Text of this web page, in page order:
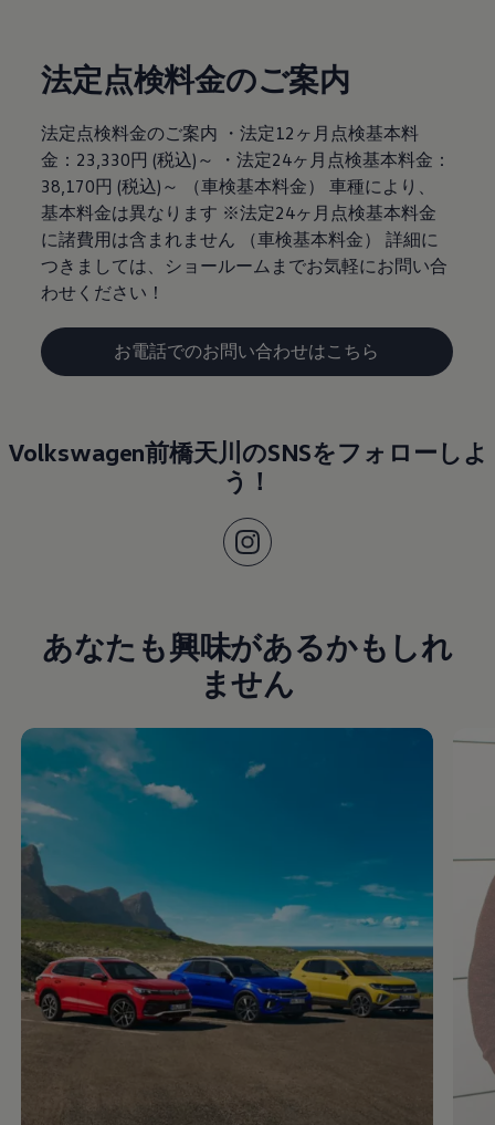
法定点検料金のご案内
法定点検料金のご案内 ・法定12ヶ月点検基本料
金：23,330円 (税込)～ ・法定24ヶ月点検基本料金：
38,170円 (税込)～ （車検基本料金） 車種により、
基本料金は異なります ※法定24ヶ月点検基本料金
に諸費用は含まれません （車検基本料金） 詳細に
つきましては、ショールームまでお気軽にお問い合
わせください！
お電話でのお問い合わせはこちら
Volkswagen前橋天川のSNSをフォローしよ
う！
あなたも興味があるかもしれ
ません